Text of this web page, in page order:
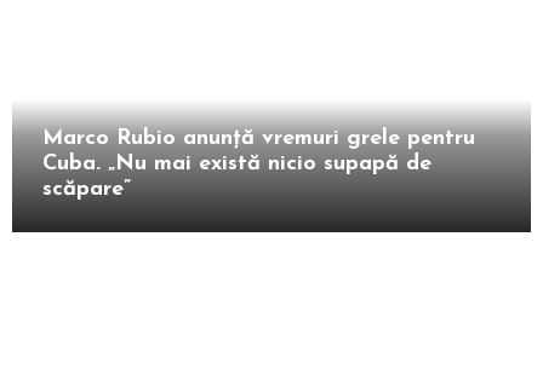
Marco Rubio anunță vremuri grele pentru
Cuba. „Nu mai există nicio supapă de
scăpare”